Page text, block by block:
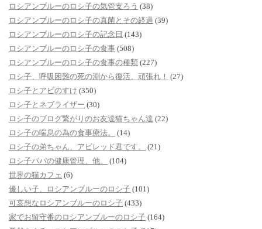
ロシアンブルーのロシ子の気管支ろう (38)
ロシアンブルーのロシ子の真菌とその経過 (39)
ロシアンブルーのロシ子の記念日 (143)
ロシアンブルーのロシ子の食事 (508)
ロシアンブルーのロシ子の食事の種類 (227)
ロシ子、呼吸困難の死の淵から復活、頑張れ！ (27)
ロシ子とアビのすけ (350)
ロシ子とネブライザー (30)
ロシ子のブログ繋がりのお友達猫ちゃん達 (22)
ロシ子の喘息の為の食事療法。
(14)
ロシ子の弟ちゃん、アビレッド君です。
(21)
ロシ子パパの健康管理、他。
(104)
世界の猫カフェ (6)
優しい子、ロシアンブルーのロシ子 (101)
可哀想なロシアンブルーのロシ子 (433)
家でお留守番のロシアンブルーのロシ子 (164)